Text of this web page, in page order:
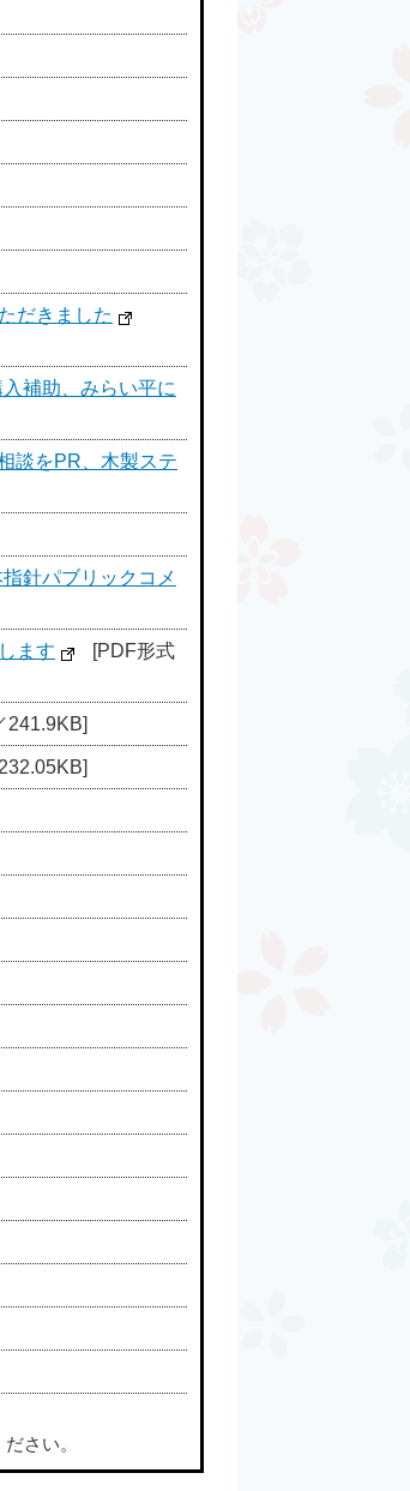
だきました
補助、みらい平に
談をPR、木製ステ
針パブリックコメ
ます
[PDF形式
241.9KB]
さい。